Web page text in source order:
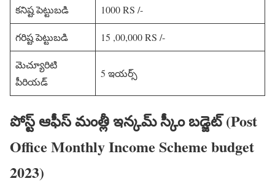
కనిష్ట పెట్టుబడి 1000 RS /-
గరిష్ట పెట్టుబడి 15 ,00,000 RS /-
మెచ్యూరిటి
పీరియడ్
5 ఇయర్స్
పోస్ట్ ఆఫీస్ మంత్లీ ఇన్కమ్ స్కీం బడ్జెట్ (Post
Office Monthly Income Scheme budget
2023)